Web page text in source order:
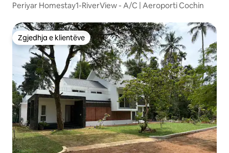
Periyar Homestay1-RiverView - A/C | Aeroporti Cochin
Zgjedhja e klientëve
Zgjedhja e klientëve